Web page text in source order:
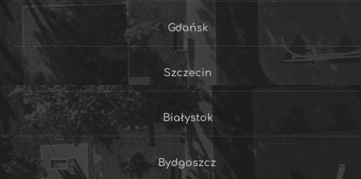
Gdańsk
Szczecin
Białystok
Bydgoszcz